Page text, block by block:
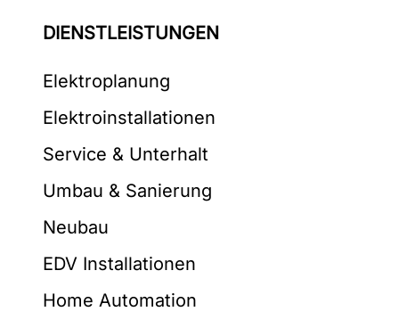
DIENSTLEISTUNGEN
Elektroplanung
Elektroinstallationen
Service & Unterhalt
Umbau & Sanierung
Neubau
EDV Installationen
Home Automation